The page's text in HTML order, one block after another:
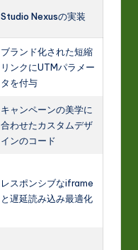
Studio Nexusの実装
ブランド化された短縮
リンクにUTMパラメー
タを付与
キャンペーンの美学に
合わせたカスタムデザ
インのコード
レスポンシブなiframe
と遅延読み込み最適化